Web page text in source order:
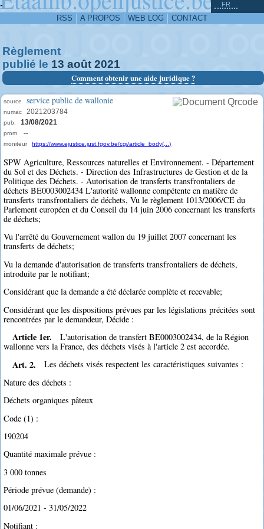
-
RSS A PROPOS WEB LOG CONTACT
FR
Règlement
publié le 13 août 2021
Comment obtenir une aide juridique ?
source service public de wallonie
numac 2021203784
pub. 13/08/2021
prom. --
moniteur https://www.ejustice.just.fgov.be/cgi/article_body(...)
SPW Agriculture, Ressources naturelles et Environnement. - Département
du Sol et des Déchets. - Direction des Infrastructures de Gestion et de la
Politique des Déchets. - Autorisation de transferts transfrontaliers de
déchets BE0003002434 L'autorité wallonne compétente en matière de
transferts transfrontaliers de déchets, Vu le règlement 1013/2006/CE du
Parlement européen et du Conseil du 14 juin 2006 concernant les transferts
de déchets;
Vu l'arrêté du Gouvernement wallon du 19 juillet 2007 concernant les
transferts de déchets;
Vu la demande d'autorisation de transferts transfrontaliers de déchets,
introduite par le notifiant;
Considérant que la demande a été déclarée complète et recevable;
Considérant que les dispositions prévues par les législations précitées sont
rencontrées par le demandeur, Décide :
Article 1er.
L'autorisation de transfert BE0003002434, de la Région
wallonne vers la France, des déchets visés à l'article 2 est accordée.
Art. 2.
Les déchets visés respectent les caractéristiques suivantes :
Nature des déchets :
Déchets organiques pâteux
Code (1) :
190204
Quantité maximale prévue :
3 000 tonnes
Période prévue (demande) :
01/06/2021 - 31/05/2022
Notifiant :
^